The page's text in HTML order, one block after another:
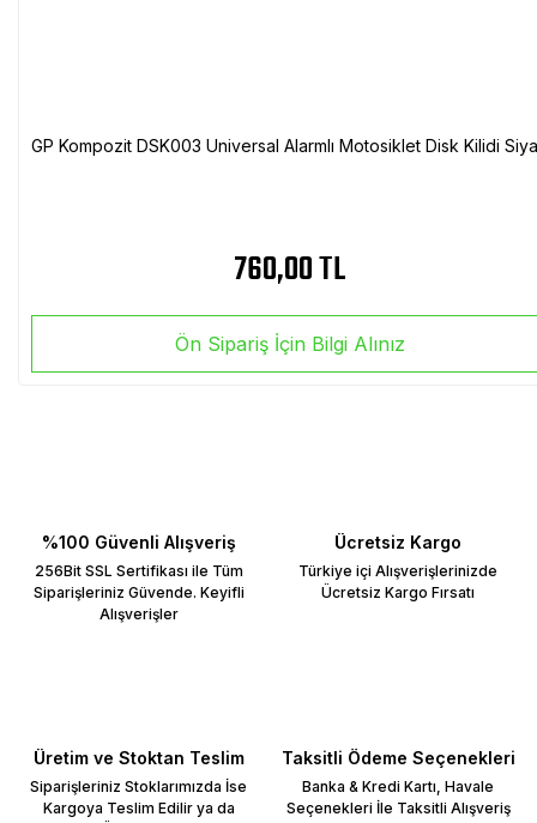
GP Kompozit DSK003 Universal Alarmlı Motosiklet Disk Kilidi
760,00 TL
Ön Sipariş İçin Bilgi Alınız
%100 Güvenli Alışveriş
256Bit SSL Sertifikası ile Tüm
Siparişleriniz Güvende. Keyifli
Alışverişler
Ücretsiz Kargo
Türkiye içi Alışverişlerinizde
Ücretsiz Kargo Fırsatı
Üretim ve Stoktan Teslim
Siparişleriniz Stoklarımızda İse
Kargoya Teslim Edilir ya da
Taksitli Ödeme Seçenekleri
Banka & Kredi Kartı, Havale
Seçenekleri İle Taksitli Alışveriş